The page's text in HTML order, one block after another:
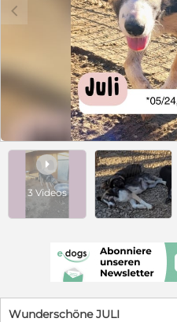
c

3 Videos
Wunderschöne JULI